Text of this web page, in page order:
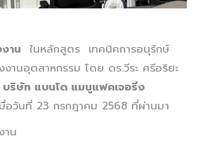
าน ในหลักสูตร เทคนิคการอนุรักษ์
งานอุตสาหกรรม โดย ดร.วีระ ศรีอริยะ
บริษัท แบนโด แมนูแฟคเจอริ่ง
มื่อวันที่ 23 กรกฎาคม 2568 ที่ผ่านมา
าน